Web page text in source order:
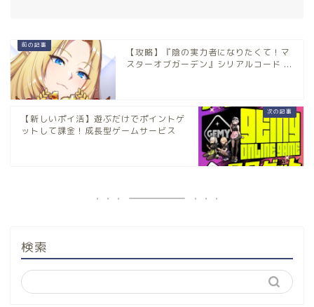
【攻略】『陰の実力者になりたくて！マ
スターオブガーデン』シリアルコード ...
【新しいポイ活】遊ぶだけでポイントゲ
ットして課金！成長型ゲームサービス
検索